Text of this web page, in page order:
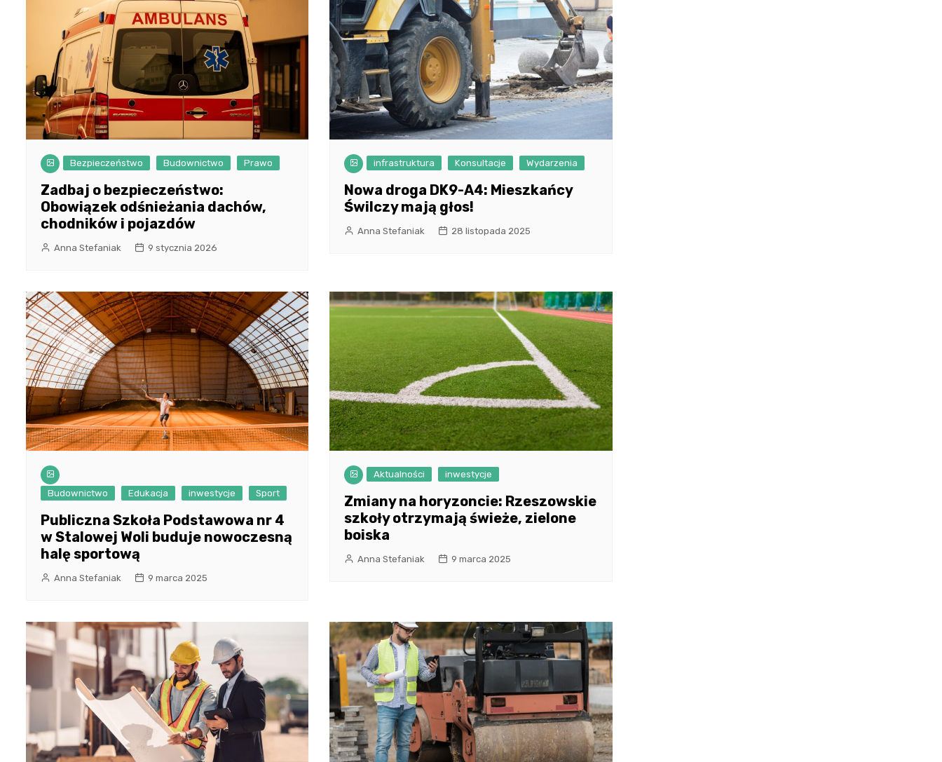
Bezpieczeństwo Budownictwo Prawo
Zadbaj o bezpieczeństwo:
Obowiązek odśnieżania dachów,
chodników i pojazdów
Anna Stefaniak 9 stycznia 2026
infrastruktura Konsultacje Wydarzenia
Nowa droga DK9-A4: Mieszkańcy
Świlczy mają głos!
Anna Stefaniak 28 listopada 2025
Budownictwo Edukacja inwestycje Sport
Publiczna Szkoła Podstawowa nr 4
w Stalowej Woli buduje nowoczesną
halę sportową
Anna Stefaniak 9 marca 2025
Aktualności inwestycje
Zmiany na horyzoncie: Rzeszowskie
szkoły otrzymają świeże, zielone
boiska
Anna Stefaniak 9 marca 2025